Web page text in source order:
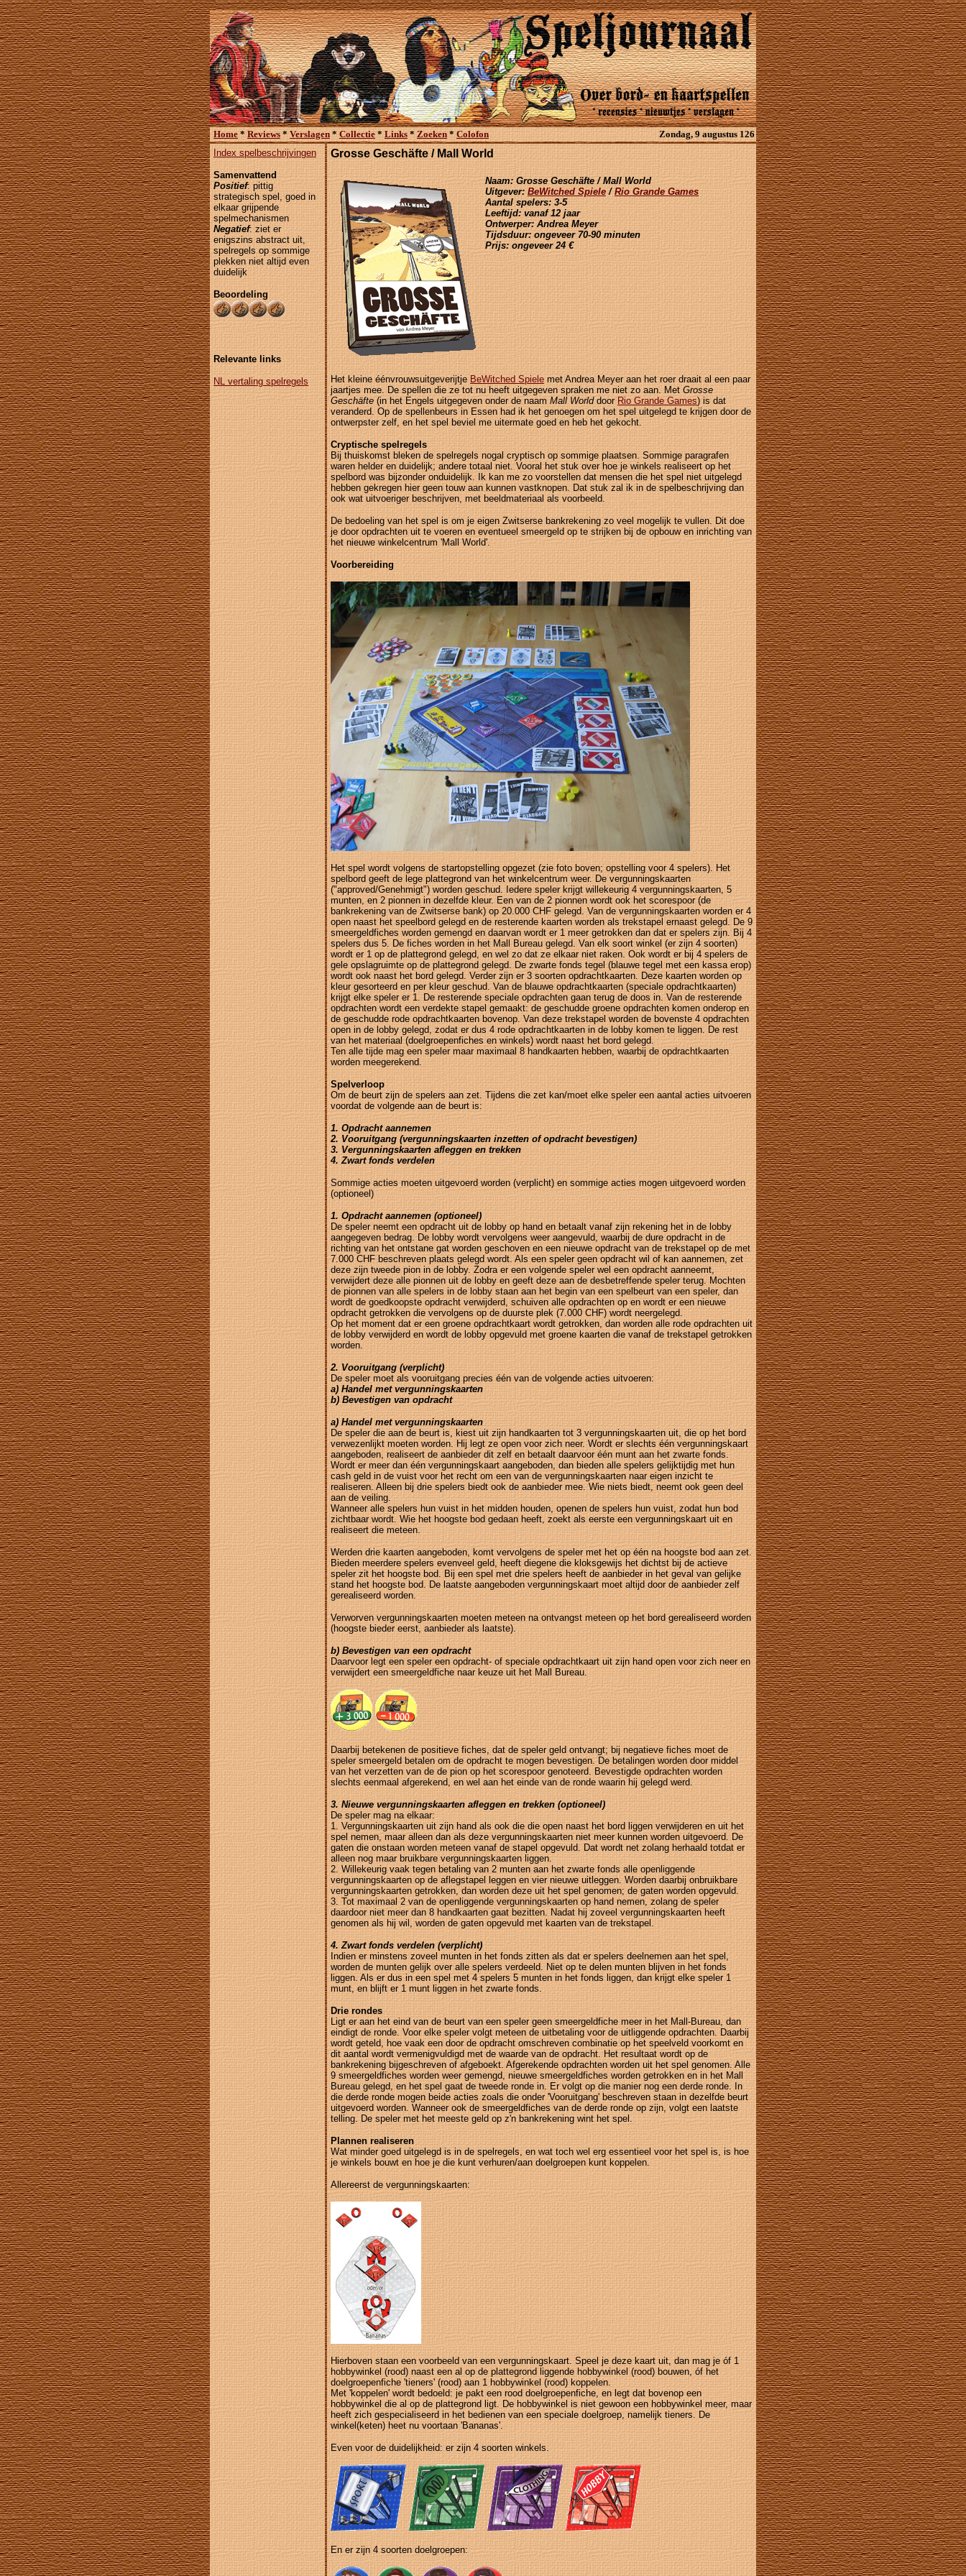
Home * Reviews * Verslagen * Collectie * Links * Zoeken * Colofon
Zondag, 9 augustus 126
Index spelbeschrijvingen
Samenvattend
Positief: pittig
strategisch spel, goed in
elkaar grijpende
spelmechanismen
Negatief: ziet er
enigszins abstract uit,
spelregels op sommige
plekken niet altijd even
duidelijk
Beoordeling
Relevante links
NL vertaling spelregels
Grosse Geschäfte / Mall World
Naam: Grosse Geschäfte / Mall World
Uitgever: BeWitched Spiele/Rio Grande Games
Aantal spelers: 3-5
Leeftijd: vanaf 12 jaar
Ontwerper: Andrea Meyer
Tijdsduur: ongeveer 70-90 minuten
Prijs: ongeveer 24 €
Het kleine éénvrouwsuitgeverijtje BeWitched Spiele met Andrea Meyer aan het roer draait al een paar
jaartjes mee. De spellen die ze tot nu heeft uitgegeven spraken me niet zo aan. Met Grosse
Geschäfte (in het Engels uitgegeven onder de naam Mall Worlddoor Rio Grande Games) is dat
veranderd. Op de spellenbeurs in Essen had ik het genoegen om het spel uitgelegd te krijgen door de
ontwerpster zelf, en het spel beviel me uitermate goed en heb het gekocht.
Cryptische spelregels
Bij thuiskomst bleken de spelregels nogal cryptisch op sommige plaatsen. Sommige paragrafen
waren helder en duidelijk; andere totaal niet. Vooral het stuk over hoe je winkels realiseert op het
spelbord was bijzonder onduidelijk. Ik kan me zo voorstellen dat mensen die het spel niet uitgelegd
hebben gekregen hier geen touw aan kunnen vastknopen. Dat stuk zal ik in de spelbeschrijving dan
ook wat uitvoeriger beschrijven, met beeldmateriaal als voorbeeld.
De bedoeling van het spel is om je eigen Zwitserse bankrekening zo veel mogelijk te vullen. Dit doe
je door opdrachten uit te voeren en eventueel smeergeld op te strijken bij de opbouw en inrichting van
het nieuwe winkelcentrum 'Mall World'.
Voorbereiding
Het spel wordt volgens de startopstelling opgezet (zie foto boven; opstelling voor 4 spelers). Het
spelbord geeft de lege plattegrond van het winkelcentrum weer. De vergunningskaarten
("approved/Genehmigt") worden geschud. Iedere speler krijgt willekeurig 4 vergunningskaarten, 5
munten, en 2 pionnen in dezelfde kleur. Een van de 2 pionnen wordt ook het scorespoor (de
bankrekening van de Zwitserse bank) op 20.000 CHF gelegd. Van de vergunningskaarten worden er 4
open naast het speelbord gelegd en de resterende kaarten worden als trekstapel ernaast gelegd. De 9
smeergeldfiches worden gemengd en daarvan wordt er 1 meer getrokken dan dat er spelers zijn. Bij 4
spelers dus 5. De fiches worden in het Mall Bureau gelegd. Van elk soort winkel (er zijn 4 soorten)
wordt er 1 op de plattegrond gelegd, en wel zo dat ze elkaar niet raken. Ook wordt er bij 4 spelers de
gele opslagruimte op de plattegrond gelegd. De zwarte fonds tegel (blauwe tegel met een kassa erop)
wordt ook naast het bord gelegd. Verder zijn er 3 soorten opdrachtkaarten. Deze kaarten worden op
kleur gesorteerd en per kleur geschud. Van de blauwe opdrachtkaarten (speciale opdrachtkaarten)
krijgt elke speler er 1. De resterende speciale opdrachten gaan terug de doos in. Van de resterende
opdrachten wordt een verdekte stapel gemaakt: de geschudde groene opdrachten komen onderop en
de geschudde rode opdrachtkaarten bovenop. Van deze trekstapel worden de bovenste 4 opdrachten
open in de lobby gelegd, zodat er dus 4 rode opdrachtkaarten in de lobby komen te liggen. De rest
van het materiaal (doelgroepenfiches en winkels) wordt naast het bord gelegd.
Ten alle tijde mag een speler maar maximaal 8 handkaarten hebben, waarbij de opdrachtkaarten
worden meegerekend.
Spelverloop
Om de beurt zijn de spelers aan zet. Tijdens die zet kan/moet elke speler een aantal acties uitvoeren
voordat de volgende aan de beurt is:
1. Opdracht aannemen
2. Vooruitgang (vergunningskaarten inzetten of opdracht bevestigen)
3. Vergunningskaarten afleggen en trekken
4. Zwart fonds verdelen
Sommige acties moeten uitgevoerd worden (verplicht) en sommige acties mogen uitgevoerd worden
(optioneel)
1. Opdracht aannemen (optioneel)
De speler neemt een opdracht uit de lobby op hand en betaalt vanaf zijn rekening het in de lobby
aangegeven bedrag. De lobby wordt vervolgens weer aangevuld, waarbij de dure opdracht in de
richting van het ontstane gat worden geschoven en een nieuwe opdracht van de trekstapel op de met
7.000 CHF beschreven plaats gelegd wordt. Als een speler geen opdracht wil of kan aannemen, zet
deze zijn tweede pion in de lobby. Zodra er een volgende speler wel een opdracht aanneemt,
verwijdert deze alle pionnen uit de lobby en geeft deze aan de desbetreffende speler terug. Mochten
de pionnen van alle spelers in de lobby staan aan het begin van een spelbeurt van een speler, dan
wordt de goedkoopste opdracht verwijderd, schuiven alle opdrachten op en wordt er een nieuwe
opdracht getrokken die vervolgens op de duurste plek (7.000 CHF) wordt neergelegd.
Op het moment dat er een groene opdrachtkaart wordt getrokken, dan worden alle rode opdrachten uit
de lobby verwijderd en wordt de lobby opgevuld met groene kaarten die vanaf de trekstapel getrokken
worden.
2. Vooruitgang (verplicht)
De speler moet als vooruitgang precies één van de volgende acties uitvoeren:
a) Handel met vergunningskaarten
b) Bevestigen van opdracht
a) Handel met vergunningskaarten
De speler die aan de beurt is, kiest uit zijn handkaarten tot 3 vergunningskaarten uit, die op het bord
verwezenlijkt moeten worden. Hij legt ze open voor zich neer. Wordt er slechts één vergunningskaart
aangeboden, realiseert de aanbieder dit zelf en betaalt daarvoor één munt aan het zwarte fonds.
Wordt er meer dan één vergunningskaart aangeboden, dan bieden alle spelers gelijktijdig met hun
cash geld in de vuist voor het recht om een van de vergunningskaarten naar eigen inzicht te
realiseren. Alleen bij drie spelers biedt ook de aanbieder mee. Wie niets biedt, neemt ook geen deel
aan de veiling.
Wanneer alle spelers hun vuist in het midden houden, openen de spelers hun vuist, zodat hun bod
zichtbaar wordt. Wie het hoogste bod gedaan heeft, zoekt als eerste een vergunningskaart uit en
realiseert die meteen.
Werden drie kaarten aangeboden, komt vervolgens de speler met het op één na hoogste bod aan zet.
Bieden meerdere spelers evenveel geld, heeft diegene die kloksgewijs het dichtst bij de actieve
speler zit het hoogste bod. Bij een spel met drie spelers heeft de aanbieder in het geval van gelijke
stand het hoogste bod. De laatste aangeboden vergunningskaart moet altijd door de aanbieder zelf
gerealiseerd worden.
Verworven vergunningskaarten moeten meteen na ontvangst meteen op het bord gerealiseerd worden
(hoogste bieder eerst, aanbieder als laatste).
b) Bevestigen van een opdracht
Daarvoor legt een speler een opdracht- of speciale opdrachtkaart uit zijn hand open voor zich neer en
verwijdert een smeergeldfiche naar keuze uit het Mall Bureau.
Daarbij betekenen de positieve fiches, dat de speler geld ontvangt; bij negatieve fiches moet de
speler smeergeld betalen om de opdracht te mogen bevestigen. De betalingen worden door middel
van het verzetten van de de pion op het scorespoor genoteerd. Bevestigde opdrachten worden
slechts eenmaal afgerekend, en wel aan het einde van de ronde waarin hij gelegd werd.
3. Nieuwe vergunningskaarten afleggen en trekken (optioneel)
De speler mag na elkaar:
1. Vergunningskaarten uit zijn hand als ook die die open naast het bord liggen verwijderen en uit het
spel nemen, maar alleen dan als deze vergunningskaarten niet meer kunnen worden uitgevoerd. De
gaten die onstaan worden meteen vanaf de stapel opgevuld. Dat wordt net zolang herhaald totdat er
alleen nog maar bruikbare vergunningskaarten liggen.
2. Willekeurig vaak tegen betaling van 2 munten aan het zwarte fonds alle openliggende
vergunningskaarten op de aflegstapel leggen en vier nieuwe uitleggen. Worden daarbij onbruikbare
vergunningskaarten getrokken, dan worden deze uit het spel genomen; de gaten worden opgevuld.
3. Tot maximaal 2 van de openliggende vergunningskaarten op hand nemen, zolang de speler
daardoor niet meer dan 8 handkaarten gaat bezitten. Nadat hij zoveel vergunningskaarten heeft
genomen als hij wil, worden de gaten opgevuld met kaarten van de trekstapel.
4. Zwart fonds verdelen (verplicht)
Indien er minstens zoveel munten in het fonds zitten als dat er spelers deelnemen aan het spel,
worden de munten gelijk over alle spelers verdeeld. Niet op te delen munten blijven in het fonds
liggen. Als er dus in een spel met 4 spelers 5 munten in het fonds liggen, dan krijgt elke speler 1
munt, en blijft er 1 munt liggen in het zwarte fonds.
Drie rondes
Ligt er aan het eind van de beurt van een speler geen smeergeldfiche meer in het Mall-Bureau, dan
eindigt de ronde. Voor elke speler volgt meteen de uitbetaling voor de uitliggende opdrachten. Daarbij
wordt geteld, hoe vaak een door de opdracht omschreven combinatie op het speelveld voorkomt en
dit aantal wordt vermenigvuldigd met de waarde van de opdracht. Het resultaat wordt op de
bankrekening bijgeschreven of afgeboekt. Afgerekende opdrachten worden uit het spel genomen. Alle
9 smeergeldfiches worden weer gemengd, nieuwe smeergeldfiches worden getrokken en in het Mall
Bureau gelegd, en het spel gaat de tweede ronde in. Er volgt op die manier nog een derde ronde. In
die derde ronde mogen beide acties zoals die onder 'Vooruitgang' beschreven staan in dezelfde beurt
uitgevoerd worden. Wanneer ook de smeergeldfiches van de derde ronde op zijn, volgt een laatste
telling. De speler met het meeste geld op z'n bankrekening wint het spel.
Plannen realiseren
Wat minder goed uitgelegd is in de spelregels, en wat toch wel erg essentieel voor het spel is, is hoe
je winkels bouwt en hoe je die kunt verhuren/aan doelgroepen kunt koppelen.
Allereerst de vergunningskaarten:
Hierboven staan een voorbeeld van een vergunningskaart. Speel je deze kaart uit, dan mag je óf 1
hobbywinkel (rood) naast een al op de plattegrond liggende hobbywinkel (rood) bouwen, óf het
doelgroepenfiche 'tieners' (rood) aan 1 hobbywinkel (rood) koppelen.
Met 'koppelen' wordt bedoeld: je pakt een rood doelgroepenfiche, en legt dat bovenop een
hobbywinkel die al op de plattegrond ligt. De hobbywinkel is niet gewoon een hobbywinkel meer, maar
heeft zich gespecialiseerd in het bedienen van een speciale doelgroep, namelijk tieners. De
winkel(keten) heet nu voortaan 'Bananas'.
Even voor de duidelijkheid: er zijn 4 soorten winkels.
En er zijn 4 soorten doelgroepen: